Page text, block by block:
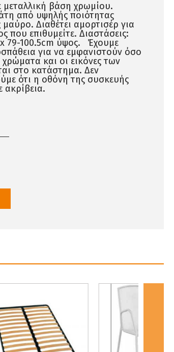
βάση χρωμίου.
από υψηλής ποιότητας
Διαθέτει αμορτισέρ για
που επιθυμείτε. Διαστάσεις:
79-100.5cm ύψος. Έχουμε
για να εμφανιστούν όσο
και οι εικόνες των
στο κατάστημα. Δεν
ότι η οθόνη της συσκευής
ακρίβεια.